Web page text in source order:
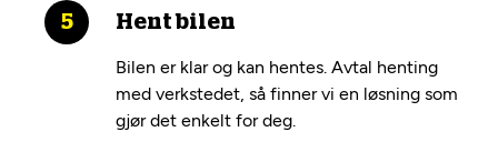
Hent bilen
Bilen er klar og kan hentes. Avtal henting
med verkstedet, så finner vi en løsning som
gjør det enkelt for deg.